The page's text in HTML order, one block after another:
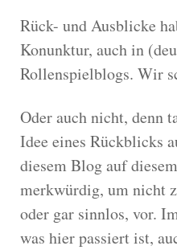
Rück- und Ausblicke
Konunktur, auch in
Rollenspielblogs. Wir
Oder auch nicht, denn
Idee eines Rückblicks
diesem Blog auf
merkwürdig, um nicht
oder gar sinnlos, vor.
was hier passiert ist,